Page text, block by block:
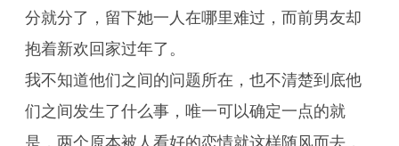
分就分了，留下她一人在哪里难过，而前男友却
抱着新欢回家过年了。
我不知道他们之间的问题所在，也不清楚到底他
们之间发生了什么事，唯一可以确定一点的就
是，两个原本被人看好的恋情就这样随风而去，